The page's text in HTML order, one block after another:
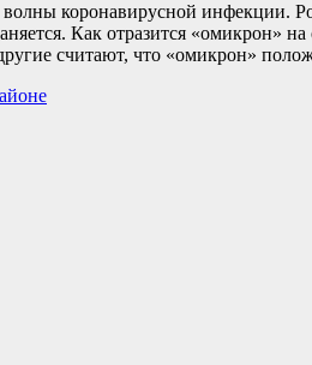
коронавирусной инфекции.
Как отразится «омикрон»
считают, что «омикрон»